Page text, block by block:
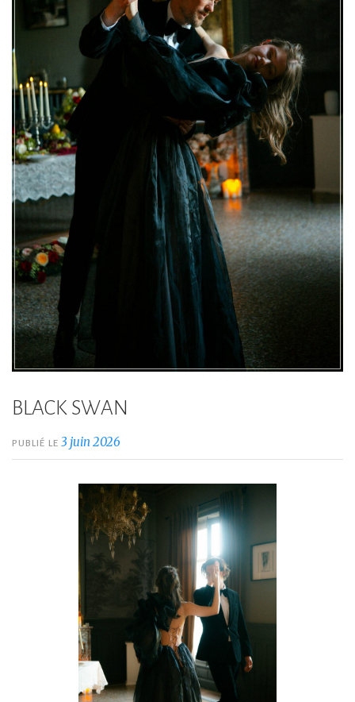
BLACK SWAN
PUBLIÉ LE 3 juin 2026